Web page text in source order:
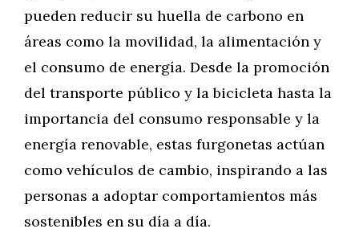
pueden reducir su huella de carbono en
áreas como la movilidad, la alimentación y
el consumo de energía. Desde la promoción
del transporte público y la bicicleta hasta la
importancia del consumo responsable y la
energía renovable, estas furgonetas actúan
como vehículos de cambio, inspirando a las
personas a adoptar comportamientos más
sostenibles en su día a día.